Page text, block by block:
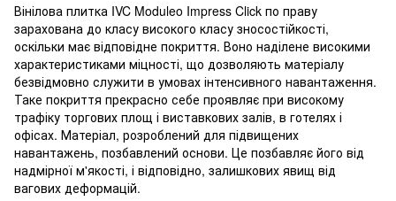
Вінілова плитка IVC Moduleo Impress Click по праву
зарахована до класу високого класу зносостійкості,
оскільки має відповідне покриття. Воно наділене високими
характеристиками міцності, що дозволяють матеріалу
безвідмовно служити в умовах інтенсивного навантаження.
Таке покриття прекрасно себе проявляє при високому
трафіку торгових площ і виставкових залів, в готелях і
офісах. Матеріал, розроблений для підвищених
навантажень, позбавлений основи. Це позбавляє його від
надмірної м'якості, і відповідно, залишкових явищ від
вагових деформацій.